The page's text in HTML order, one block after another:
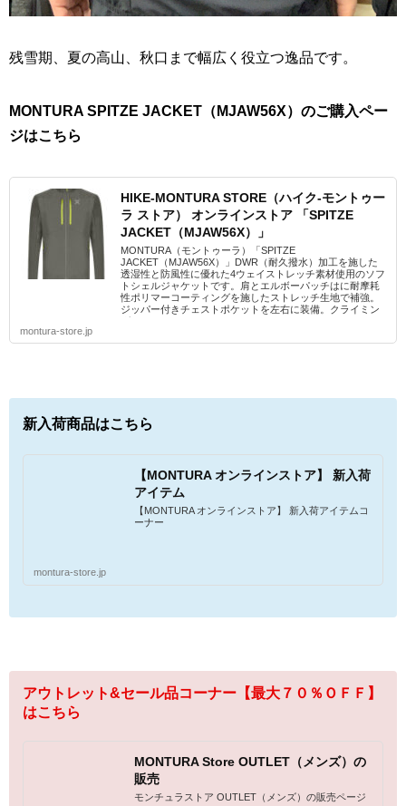
残雪期、夏の高山、秋口まで幅広く役立つ逸品です。
MONTURA SPITZE JACKET（MJAW56X）のご購入ペー
ジはこちら
HIKE-MONTURA STORE（ハイク-モントゥー
ラ ストア） オンラインストア 「SPITZE
JACKET（MJAW56X）」
MONTURA（モントゥーラ）「SPITZE
JACKET（MJAW56X）」DWR（耐久撥水）加工を施した
透湿性と防風性に優れた4ウェイストレッチ素材使用のソフ
トシェルジャケットです。肩とエルボーパッチはに耐摩耗
性ポリマーコーティングを施したストレッチ生地で補強。
ジッパー付きチェストポケットを左右に装備。クライミン
グ...
montura-store.jp
新入荷商品はこちら
【MONTURA オンラインストア】 新入荷
アイテム
【MONTURA オンラインストア】 新入荷アイテムコ
ーナー
montura-store.jp
アウトレット&セール品コーナー【最大７０％ＯＦＦ】
はこちら
MONTURA Store OUTLET（メンズ）の
販売
モンチュラストア OUTLET（メンズ）の販売ページ